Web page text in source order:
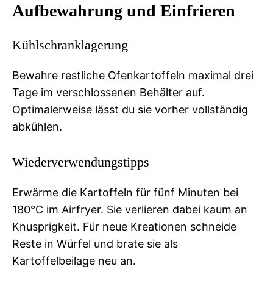
Aufbewahrung und Einfrieren
Kühlschranklagerung
Bewahre restliche Ofenkartoffeln maximal drei
Tage im verschlossenen Behälter auf.
Optimalerweise lässt du sie vorher vollständig
abkühlen.
Wiederverwendungstipps
Erwärme die Kartoffeln für fünf Minuten bei
180°C im Airfryer. Sie verlieren dabei kaum an
Knusprigkeit. Für neue Kreationen schneide
Reste in Würfel und brate sie als
Kartoffelbeilage neu an.